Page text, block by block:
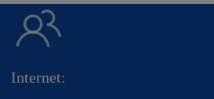
Internet: